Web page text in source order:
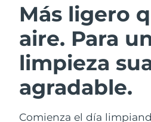
Más ligero
aire. Para
limpieza
agradable.
Comienza el día